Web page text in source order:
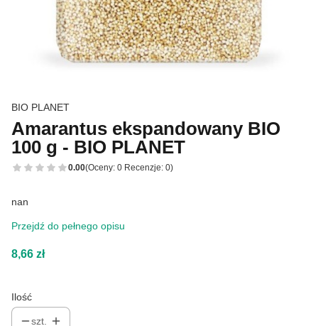
BIO PLANET
Amarantus ekspandowany BIO
100 g - BIO PLANET
0.00(Oceny: 0 Recenzje: 0)
nan
Przejdź do pełnego opisu
Cena
8,66 zł
Ilość
szt.